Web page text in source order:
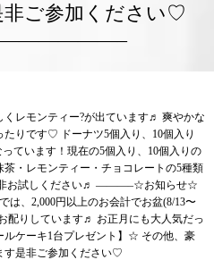
ご参加ください♡
レモンティー?が出ています♬ 爽やかな
りです♡ ドーナツ5個入り、10個入り
ています！現在の5個入り、10個入りの
・レモンティー・チョコレートの5種類
非お試しください♬ ———–☆お知らせ☆
、2,000円以上のお会計でお盆(8/13〜
配りしています♬ お正月にも大人気だっ
ルケーキ1台プレゼント】☆ その他、豪
す是非ご参加ください♡